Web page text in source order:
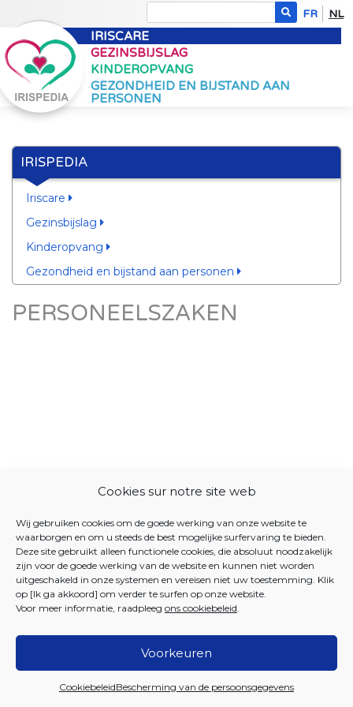
Cookies sur notre site web
Wij gebruiken cookies om de goede werking van onze website te
waarborgen en om u steeds de best mogelijke surfervaring te bieden.
Deze site gebruikt alleen functionele cookies, die absoluut noodzakelijk
zijn voor de goede werking van de website en kunnen niet worden
uitgeschakeld in onze systemen en vereisen niet uw toestemming. Klik
op [Ik ga akkoord] om verder te surfen op onze website.
Voor meer informatie, raadpleeg ons cookiebeleid.
Voorkeuren
CookiebeleidBescherming van de persoonsgegevens
FR NL
IRISCARE
GEZINSBIJSLAG
KINDEROPVANG
GEZONDHEID EN BIJSTAND AAN
PERSONEN
IRISPEDIA
Iriscare
Gezinsbijslag
Kinderopvang
Gezondheid en bijstand aan personen
PERSONEELSZAKEN
2026 Iriscare